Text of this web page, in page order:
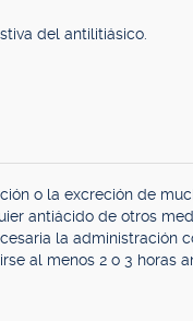
del antilitiásico.
o la excreción de
antiácido de otros
la administración
al menos 2 o 3 horas